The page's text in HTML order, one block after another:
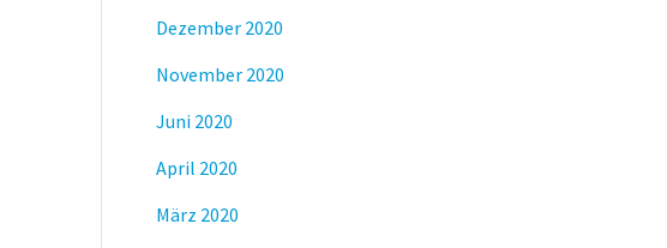
Dezember 2020
November 2020
Juni 2020
April 2020
März 2020